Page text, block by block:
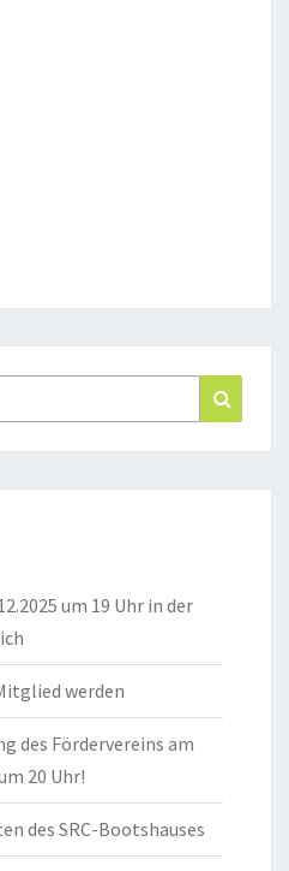
um 19 Uhr in der
werden
des Fördervereins am
20 Uhr!
des SRC-Bootshauses